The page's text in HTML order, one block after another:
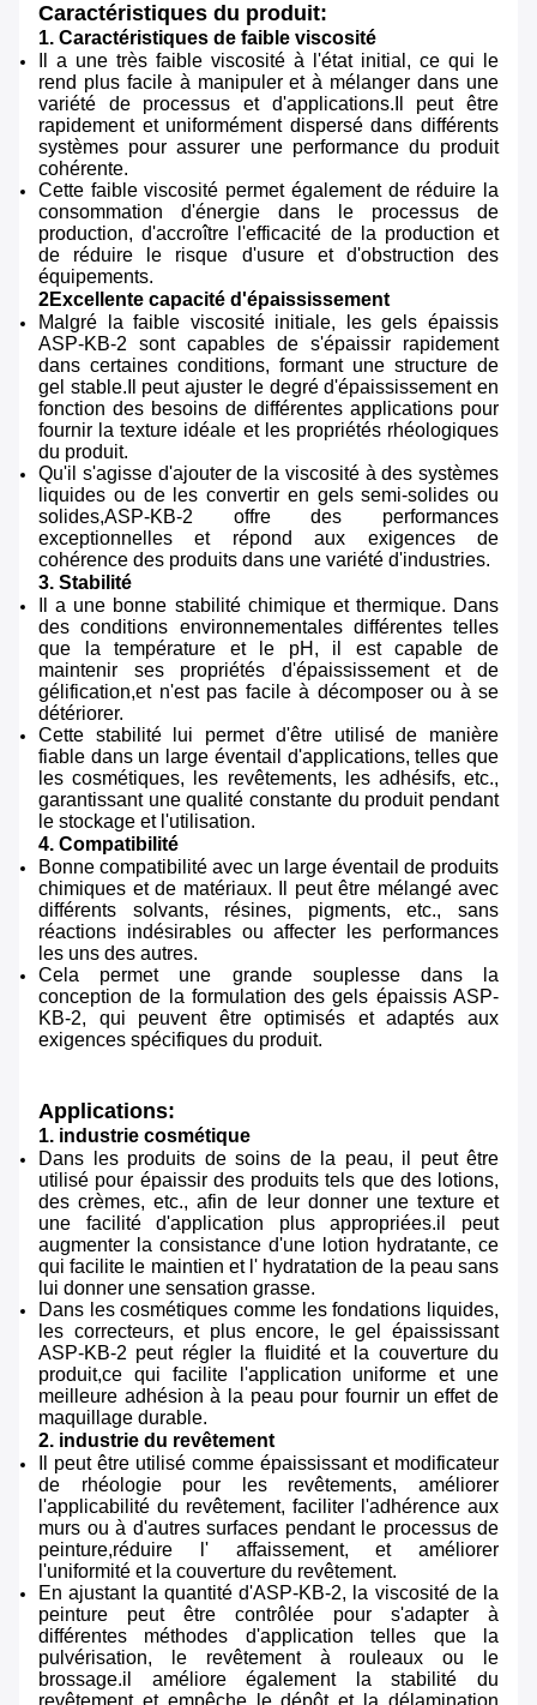
Caractéristiques du produit:
1. Caractéristiques de faible viscosité
Il a une très faible viscosité à l'état initial, ce qui le
rend plus facile à manipuler et à mélanger dans une
variété de processus et d'applications.Il peut être
rapidement et uniformément dispersé dans différents
systèmes pour assurer une performance du produit
cohérente.
Cette faible viscosité permet également de réduire la
consommation d'énergie dans le processus de
production, d'accroître l'efficacité de la production et
de réduire le risque d'usure et d'obstruction des
équipements.
2Excellente capacité d'épaississement
Malgré la faible viscosité initiale, les gels épaissis
ASP-KB-2 sont capables de s'épaissir rapidement
dans certaines conditions, formant une structure de
gel stable.Il peut ajuster le degré d'épaississement en
fonction des besoins de différentes applications pour
fournir la texture idéale et les propriétés rhéologiques
du produit.
Qu'il s'agisse d'ajouter de la viscosité à des systèmes
liquides ou de les convertir en gels semi-solides ou
solides,ASP-KB-2 offre des performances
exceptionnelles et répond aux exigences de
cohérence des produits dans une variété d'industries.
3. Stabilité
Il a une bonne stabilité chimique et thermique. Dans
des conditions environnementales différentes telles
que la température et le pH, il est capable de
maintenir ses propriétés d'épaississement et de
gélification,et n'est pas facile à décomposer ou à se
détériorer.
Cette stabilité lui permet d'être utilisé de manière
fiable dans un large éventail d'applications, telles que
les cosmétiques, les revêtements, les adhésifs, etc.,
garantissant une qualité constante du produit pendant
le stockage et l'utilisation.
4. Compatibilité
Bonne compatibilité avec un large éventail de produits
chimiques et de matériaux. Il peut être mélangé avec
différents solvants, résines, pigments, etc., sans
réactions indésirables ou affecter les performances
les uns des autres.
Cela permet une grande souplesse dans la
conception de la formulation des gels épaissis ASP-
KB-2, qui peuvent être optimisés et adaptés aux
exigences spécifiques du produit.
Applications:
1. industrie cosmétique
Dans les produits de soins de la peau, il peut être
utilisé pour épaissir des produits tels que des lotions,
des crèmes, etc., afin de leur donner une texture et
une facilité d'application plus appropriées.il peut
augmenter la consistance d'une lotion hydratante, ce
qui facilite le maintien et l' hydratation de la peau sans
lui donner une sensation grasse.
Dans les cosmétiques comme les fondations liquides,
les correcteurs, et plus encore, le gel épaississant
ASP-KB-2 peut régler la fluidité et la couverture du
produit,ce qui facilite l'application uniforme et une
meilleure adhésion à la peau pour fournir un effet de
maquillage durable.
2. industrie du revêtement
Il peut être utilisé comme épaississant et modificateur
de rhéologie pour les revêtements, améliorer
l'applicabilité du revêtement, faciliter l'adhérence aux
murs ou à d'autres surfaces pendant le processus de
peinture,réduire l' affaissement, et améliorer
l'uniformité et la couverture du revêtement.
En ajustant la quantité d'ASP-KB-2, la viscosité de la
peinture peut être contrôlée pour s'adapter à
différentes méthodes d'application telles que la
pulvérisation, le revêtement à rouleaux ou le
brossage.il améliore également la stabilité du